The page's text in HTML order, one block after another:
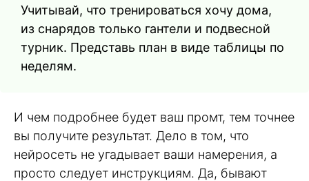
Учитывай, что тренироваться хочу дома,
из снарядов только гантели и подвесной
турник. Представь план в виде таблицы по
неделям.
И чем подробнее будет ваш промт, тем точнее
вы получите результат. Дело в том, что
нейросеть не угадывает ваши намерения, а
просто следует инструкциям. Да, бывают